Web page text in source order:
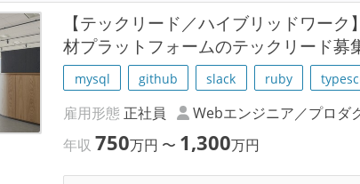
【テックリード／ハイブリッドワー
材プラットフォームのテックリード募
mysql github slack ruby
雇用形態 正社員 Webエンジニア／プロダ
年収750万円 〜 1,300万円